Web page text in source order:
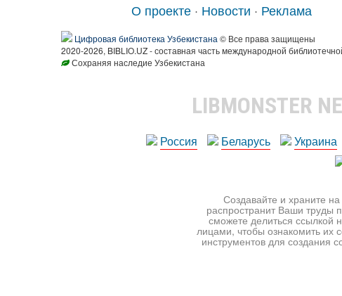
О проекте · Новости · Реклама
Цифровая библиотека Узбекистана © Все права защищены
2020-2026, BIBLIO.UZ - составная часть международной
Сохраняя наследие Узбекистана
LIBMONSTER
Россия Беларусь Украина
Создавайте и храните
распространит Ваши труды
сможете делиться ссылкой
лицами, чтобы ознакомить их
инструментов для создания